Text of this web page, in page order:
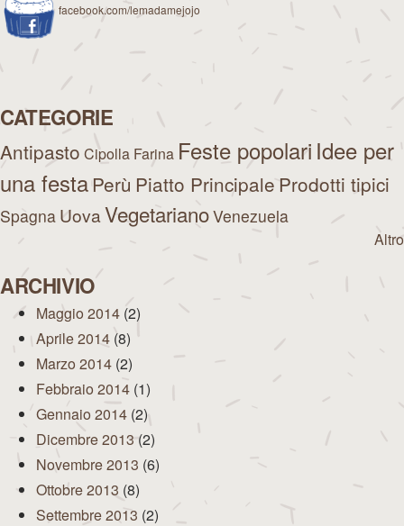
facebook.com/lemadamejojo
CATEGORIE
Antipasto Cipolla Farina Feste popolari Idee per
una festa Perù Piatto Principale Prodotti tipici
Spagna UovaVegetarianoVenezuela
Altro
ARCHIVIO
Maggio 2014 (2)
Aprile 2014 (8)
Marzo 2014 (2)
Febbraio 2014 (1)
Gennaio 2014 (2)
Dicembre 2013 (2)
Novembre 2013 (6)
Ottobre 2013 (8)
Settembre 2013 (2)